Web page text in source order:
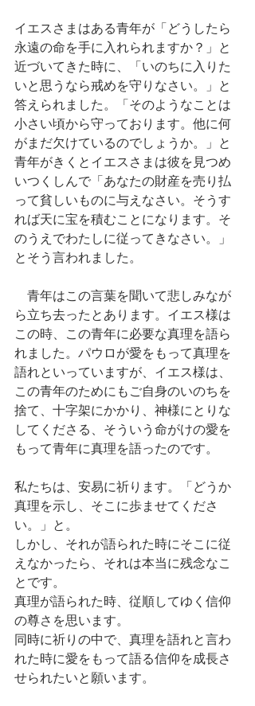
イエスさまはある青年が「どうしたら
永遠の命を手に入れられますか？」と
近づいてきた時に、「いのちに入りた
いと思うなら戒めを守りなさい。」と
答えられました。「そのようなことは
小さい頃から守っております。他に何
がまだ欠けているのでしょうか。」と
青年がきくとイエスさまは彼を見つめ
いつくしんで「あなたの財産を売り払
って貧しいものに与えなさい。そうす
れば天に宝を積むことになります。そ
のうえでわたしに従ってきなさい。」
とそう言われました。
青年はこの言葉を聞いて悲しみなが
ら立ち去ったとあります。イエス様は
この時、この青年に必要な真理を語ら
れました。パウロが愛をもって真理を
語れといっていますが、イエス様は、
この青年のためにもご自身のいのちを
捨て、十字架にかかり、神様にとりな
してくださる、そういう命がけの愛を
もって青年に真理を語ったのです。
私たちは、安易に祈ります。「どうか
真理を示し、そこに歩ませてくださ
い。」と。
しかし、それが語られた時にそこに従
えなかったら、それは本当に残念なこ
とです。
真理が語られた時、従順してゆく信仰
の尊さを思います。
同時に祈りの中で、真理を語れと言わ
れた時に愛をもって語る信仰を成長さ
せられたいと願います。